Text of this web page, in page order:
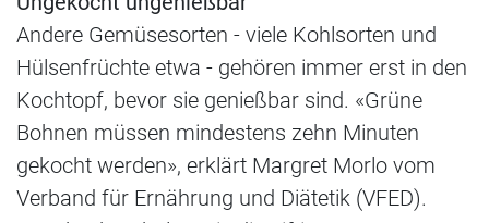
Andere Gemüsesorten - viele Kohlsorten und
Hülsenfrüchte etwa - gehören immer erst in den
Kochtopf, bevor sie genießbar sind. «Grüne
Bohnen müssen mindestens zehn Minuten
gekocht werden», erklärt Margret Morlo vom
Verband für Ernährung und Diätetik (VFED).